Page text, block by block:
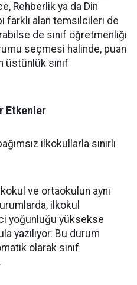
Rehberlik ya da Din
farklı alan temsilcileri de
de sınıf öğretmenliği
seçmesi halinde, puan
üstünlük sınıf
Etkenler
ilkokullarla sınırlı
ve ortaokulun aynı
ilkokul
yoğunluğu yüksekse
yazılıyor. Bu durum
olarak sınıf